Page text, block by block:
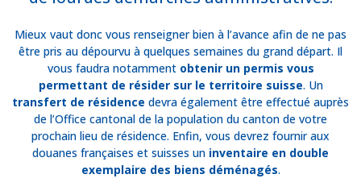
Mieux vaut donc vous renseigner bien à l’avance afin de ne pas
être pris au dépourvu à quelques semaines du grand départ. Il
vous faudra notamment obtenir un permis vous
permettant de résider sur le territoire suisse. Un
transfert de résidence devra également être effectué auprès
de l’Office cantonal de la population du canton de votre
prochain lieu de résidence. Enfin, vous devrez fournir aux
douanes françaises et suisses un inventaire en double
exemplaire des biens déménagés.